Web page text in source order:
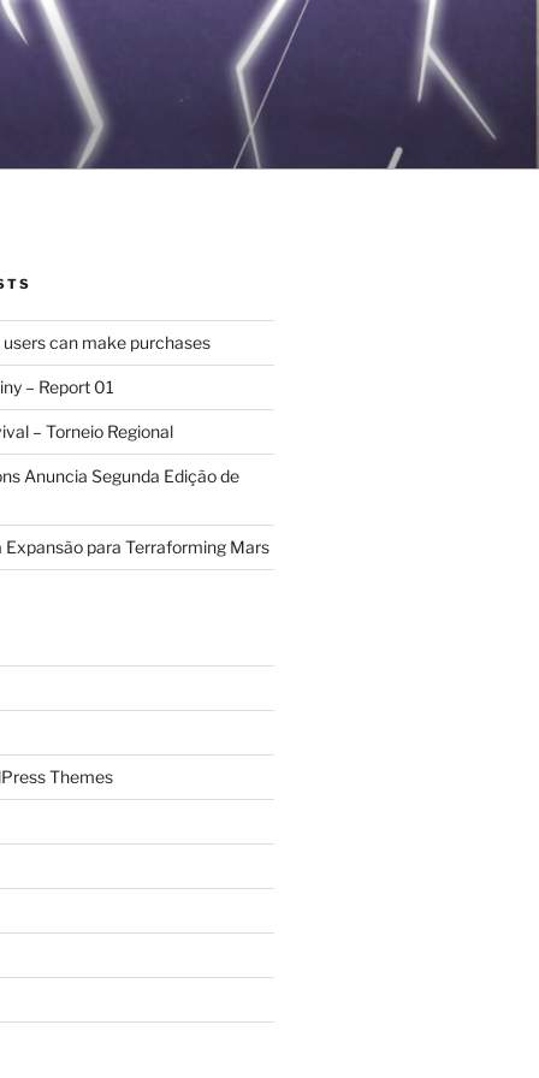
can make purchases
– Report 01
– Torneio Regional
Anuncia Segunda Edição de
Expansão para Terraforming Mars
Themes